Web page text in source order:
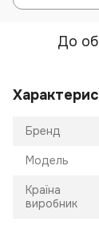
До
Бренд
Модель
Країна
виробник